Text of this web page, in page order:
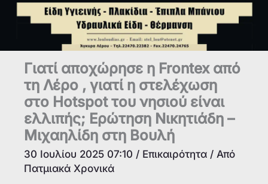
Γιατί αποχώρησε η Frontex από
τη Λέρο , γιατί η στελέχωση
στο Hotspot του νησιού είναι
ελλιπής; Ερώτηση Νικητιάδη –
Μιχαηλίδη στη Βουλή
30 Ιουλίου 2025 07:10 / Επικαιρότητα / Από
Πατμιακά Χρονικά